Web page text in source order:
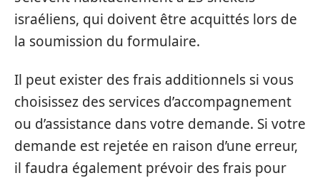
israéliens, qui doivent être acquittés lors de
la soumission du formulaire.
Il peut exister des frais additionnels si vous
choisissez des services d’accompagnement
ou d’assistance dans votre demande. Si votre
demande est rejetée en raison d’une erreur,
il faudra également prévoir des frais pour